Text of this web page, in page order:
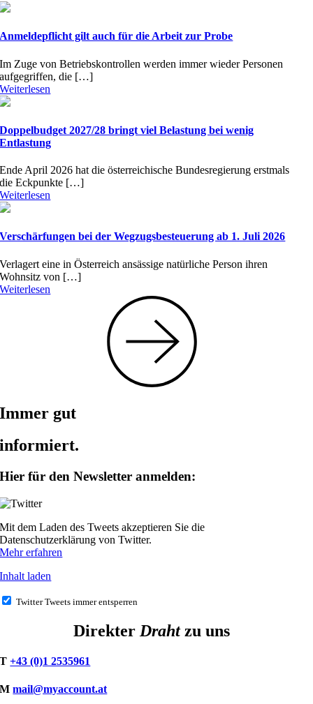
Anmeldepflicht gilt auch für die Arbeit zur Probe
Im Zuge von Betriebskontrollen werden immer wieder Personen
aufgegriffen, die […]
Weiterlesen
Doppelbudget 2027/28 bringt viel Belastung bei wenig
Entlastung
Ende April 2026 hat die österreichische Bundesregierung erstmals
die Eckpunkte […]
Weiterlesen
Verschärfungen bei der Wegzugsbesteuerung ab 1. Juli 2026
Verlagert eine in Österreich ansässige natürliche Person ihren
Wohnsitz von […]
Weiterlesen
Immer gut
informiert.
Hier für den Newsletter anmelden:
Mit dem Laden des Tweets akzeptieren Sie die
Datenschutzerklärung von Twitter.
Mehr erfahren
Inhalt laden
Twitter Tweets immer entsperren
Direkter Drahtzu uns
T +43 (0)1 2535961
M mail@myaccount.at